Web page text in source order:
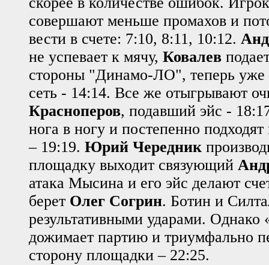
совершают меньше промахов и
вести в счете: 7:10, 8:11, 10:12.
не успевает к мячу, Ковалев
стороны "Динамо-ЛО", теперь уже
сеть - 14:14. Все же отыгрывают
Красноперов, подавший эйс -
нога в ногу и постепенно
– 19:19. Юрий Чередник
площадку выходит связующий
атака Мысина и его эйс делают
берет Олег Согрин. Ботин и
результативными ударами.
дожимает партию и триумфально
сторону площадки – 22:25.